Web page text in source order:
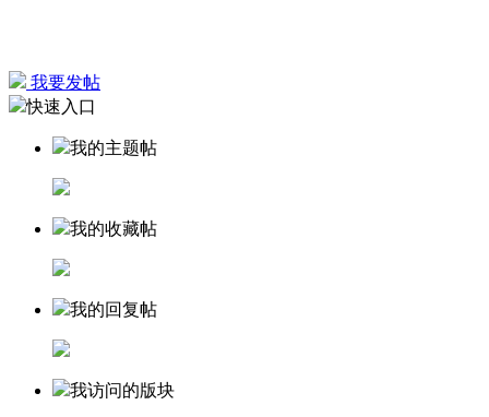
我要发帖
快速入口
我的主题帖
我的收藏帖
我的回复帖
我访问的版块